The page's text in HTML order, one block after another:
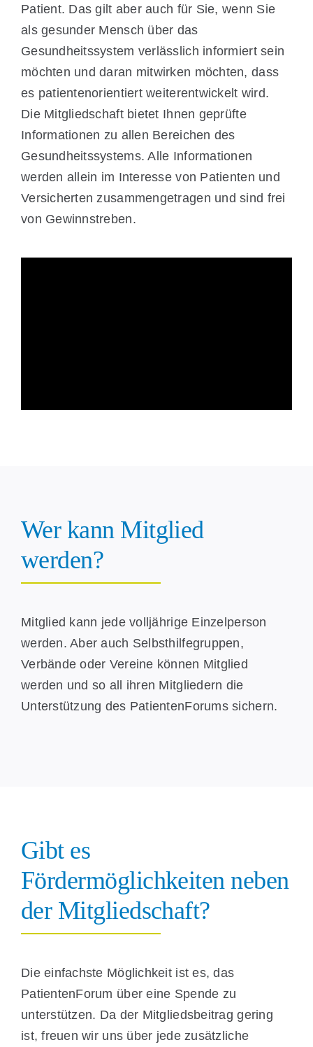
Patient. Das gilt aber auch für Sie, wenn Sie
als gesunder Mensch über das
Gesundheitssystem verlässlich informiert sein
möchten und daran mitwirken möchten, dass
es patientenorientiert weiterentwickelt wird.
Die Mitgliedschaft bietet Ihnen geprüfte
Informationen zu allen Bereichen des
Gesundheitssystems. Alle Informationen
werden allein im Interesse von Patienten und
Versicherten zusammengetragen und sind frei
von Gewinnstreben.
Wer kann Mitglied
werden?
Mitglied kann jede volljährige Einzelperson
werden. Aber auch Selbsthilfegruppen,
Verbände oder Vereine können Mitglied
werden und so all ihren Mitgliedern die
Unterstützung des PatientenForums sichern.
Gibt es
Fördermöglichkeiten neben
der Mitgliedschaft?
Die einfachste Möglichkeit ist es, das
PatientenForum über eine Spende zu
unterstützen. Da der Mitgliedsbeitrag gering
ist, freuen wir uns über jede zusätzliche